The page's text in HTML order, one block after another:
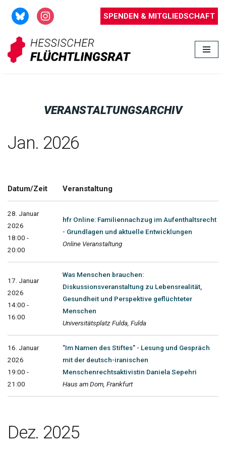
Zum
Inhalt
springen
SPENDEN & MITGLIEDSCHAFT
VERANSTALTUNGSARCHIV
Jan. 2026
Datum/Zeit Veranstaltung
28. Januar
2026
18:00 -
20:00
hfr Online: Familiennachzug im Aufenthaltsrecht
- Grundlagen und aktuelle Entwicklungen
Online Veranstaltung
17. Januar
2026
14:00 -
16:00
Was Menschen brauchen:
Diskussionsveranstaltung zu Lebensrealität,
Gesundheit und Perspektive geflüchteter
Menschen
Universitätsplatz Fulda, Fulda
16. Januar
2026
19:00 -
21:00
"Im Namen des Stiftes" - Lesung und Gespräch
mit der deutsch-iranischen
Menschenrechtsaktivistin Daniela Sepehri
Haus am Dom, Frankfurt
Dez. 2025